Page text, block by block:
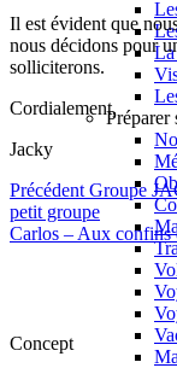
La
Préparer
Il est évident que
nous décidons pour
solliciterons.
Cordialement,
Jacky
Précédent Groupe
petit groupe
Carlos – Aux
Concept